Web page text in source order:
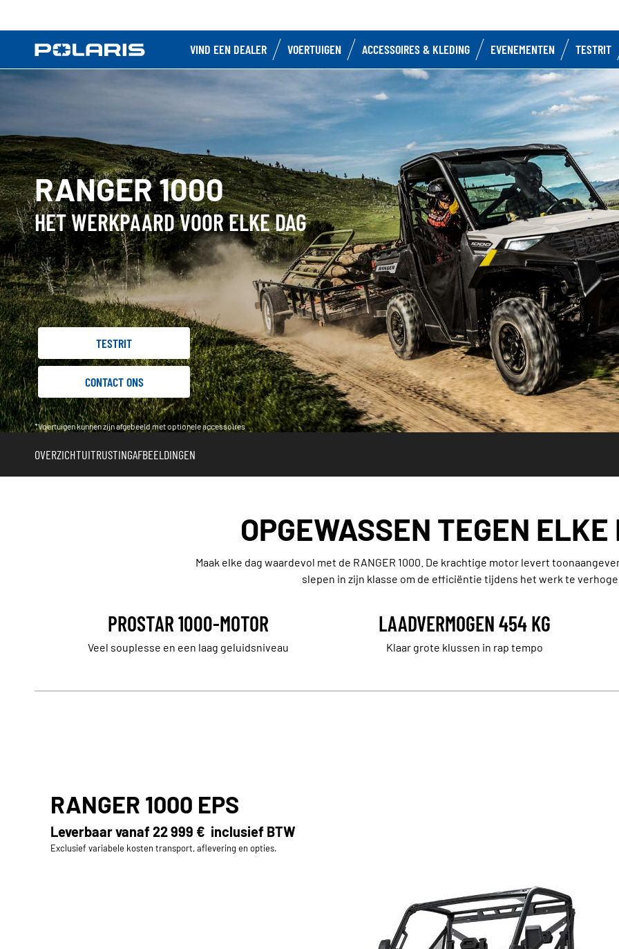
VIND EEN DEALER VOERTUIGEN ACCESSOIRES & KLEDING EVENEMENTEN TESTRIT
RANGER 1000
HET WERKPAARD VOOR ELKE DAG
TESTRIT
CONTACT ONS
*Voertuigen kunnen zijn afgebeeld met optionele accessoires
OVERZICHTUITRUSTINGAFBEELDINGEN
OPGEWASSEN TEGEN
Maak elke dag waardevol met de RANGER 1000. De krachtige motor levert
slepen in zijn klasse om de efficiëntie tijdens het werk te
PROSTAR 1000-MOTOR
Veel souplesse en een laag geluidsniveau
LAADVERMOGEN 454 KG
Klaar grote klussen in rap tempo
RANGER 1000 EPS
Leverbaar vanaf22 999 € inclusief BTW
Exclusief variabele kosten transport, aflevering en opties.